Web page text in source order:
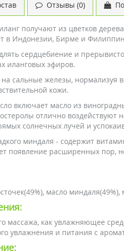
Отзывы (0)
получают из цветков
в Индонезии, Бирме и
сердцебиение и
иланговых эфиров.
сальные железы, нормализуя
кожи.
включает масло из
отлично воздействуют
солнечных лучей и
миндаля - содержит
появление расширенных пор,
масло
массажа, как увлажняющее
увлажнения и питания с